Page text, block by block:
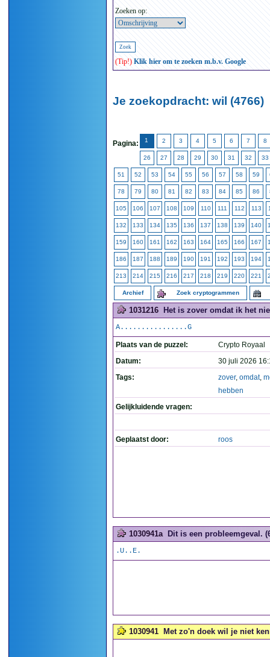
Zoeken op:
(Tip!) Klik hier om te zoeken m.b.v. Google
Je zoekopdracht: wil (4766)
Pagina: 1 2 3 4 5 6 7 8
26 27 28 29 30 31 32 33
51 52 53 54 55 56 57 58 59
78 79 80 81 82 83 84 85 86
105 106 107 108 109 110 111 112 113
132 133 134 135 136 137 138 139 140
159 160 161 162 163 164 165 166 167
186 187 188 189 190 191 192 193 194
213 214 215 216 217 218 219 220 221
Archief Zoek cryptogrammen
1031216 Het is zover omdat ik het
A................G
Plaats van de puzzel:
Crypto Royaal
Datum:
30 juli 2026
Tags:
zover, omdat,
hebben
Gelijkluidende vragen:
Geplaatst door: roos
1030941a Dit is een probleemgeval.
.U..E.
1030941 Met zo'n doek wil je niet